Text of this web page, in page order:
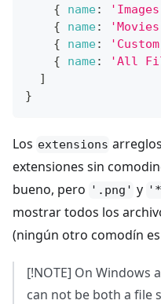
{
name:
{
name:
{
name:
{
name: 'All
]
}
Los extensions
extensiones sin
bueno, pero '.png' y
mostrar todos los
(ningún otro comodín
[!NOTE] On Windows
can not be both a file